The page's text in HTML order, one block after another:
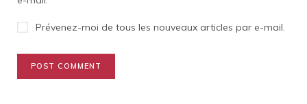
Prévenez-moi de tous les nouveaux articles par e-mail.